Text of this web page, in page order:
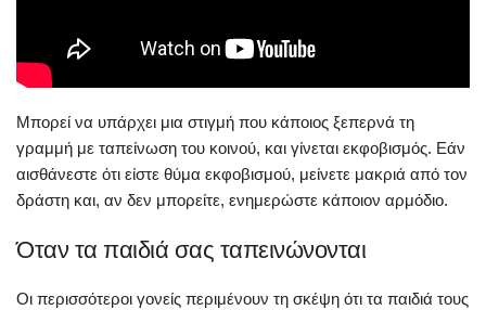
Μπορεί να υπάρχει μια στιγμή που κάποιος ξεπερνά τη
γραμμή με ταπείνωση του κοινού, και γίνεται εκφοβισμός. Εάν
αισθάνεστε ότι είστε θύμα εκφοβισμού, μείνετε μακριά από τον
δράστη και, αν δεν μπορείτε, ενημερώστε κάποιον αρμόδιο.
Όταν τα παιδιά σας ταπεινώνονται
Οι περισσότεροι γονείς περιμένουν τη σκέψη ότι τα παιδιά τους